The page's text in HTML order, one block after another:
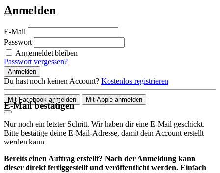
Anmelden
E-Mail
Passwort
Angemeldet bleiben
Passwort vergessen?
Anmelden
Du hast noch keinen Account? Kostenlos registrieren
Mit Facebook anmelden Mit Apple anmelden
E-Mail bestätigen
Nur noch ein letzter Schritt. Wir haben dir eine E-Mail geschickt.
Bitte bestätige deine E-Mail-Adresse, damit dein Account erstellt
werden kann.
Bereits einen Auftrag erstellt? Nach der Anmeldung kann
dieser direkt fertiggestellt und veröffentlicht werden. Einfach